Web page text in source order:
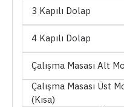
3 Kapılı Dolap
4 Kapılı Dolap
Çalışma Masası Alt
Çalışma Masası Üst
(Kısa)